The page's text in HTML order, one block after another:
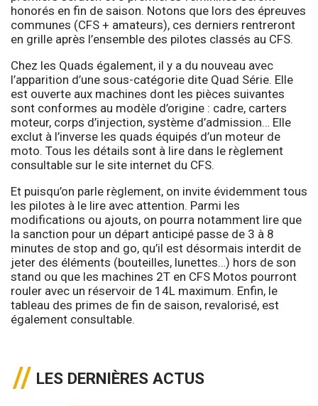
honorés en fin de saison. Notons que lors des épreuves
communes (CFS + amateurs), ces derniers rentreront
en grille après l’ensemble des pilotes classés au CFS.
Chez les Quads également, il y a du nouveau avec
l’apparition d’une sous-catégorie dite Quad Série. Elle
est ouverte aux machines dont les pièces suivantes
sont conformes au modèle d’origine : cadre, carters
moteur, corps d’injection, système d’admission… Elle
exclut à l’inverse les quads équipés d’un moteur de
moto. Tous les détails sont à lire dans le règlement
consultable sur le site internet du CFS.
Et puisqu’on parle règlement, on invite évidemment tous
les pilotes à le lire avec attention. Parmi les
modifications ou ajouts, on pourra notamment lire que
la sanction pour un départ anticipé passe de 3 à 8
minutes de stop and go, qu’il est désormais interdit de
jeter des éléments (bouteilles, lunettes…) hors de son
stand ou que les machines 2T en CFS Motos pourront
rouler avec un réservoir de 14L maximum. Enfin, le
tableau des primes de fin de saison, revalorisé, est
également consultable.
LES DERNIÈRES ACTUS